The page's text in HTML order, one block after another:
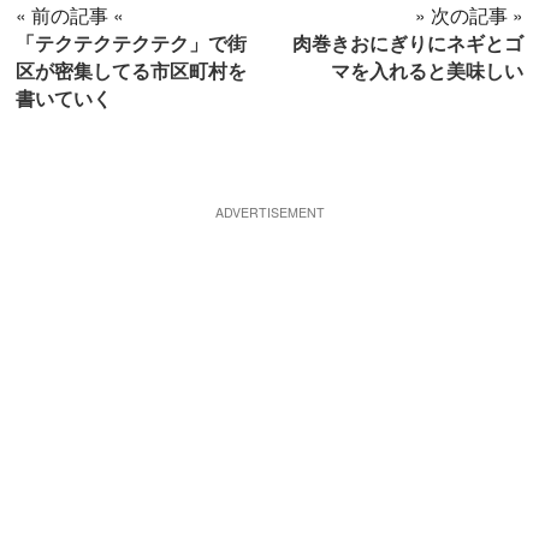
« 前の記事 «
「テクテクテクテク」で街
区が密集してる市区町村を
書いていく
» 次の記事 »
肉巻きおにぎりにネギとゴ
マを入れると美味しい